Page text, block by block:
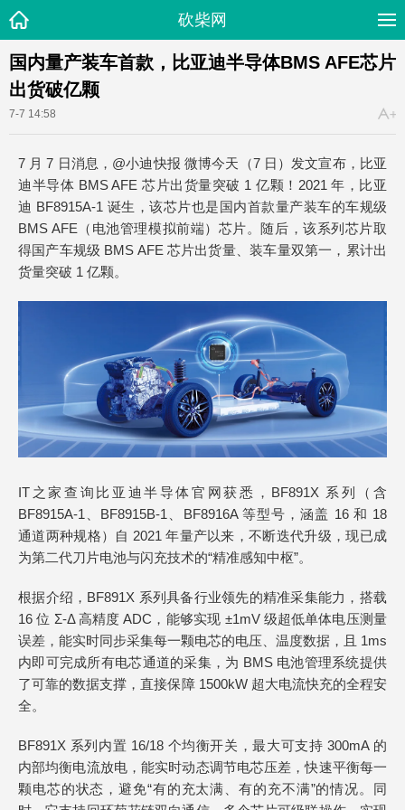
砍柴网
国内量产装车首款，比亚迪半导体BMS AFE芯片
出货破亿颗
7-7 14:58
7 月 7 日消息，@小迪快报 微博今天（7 日）发文宣布，比亚
迪半导体 BMS AFE 芯片出货量突破 1 亿颗！2021 年，比亚
迪 BF8915A-1 诞生，该芯片也是国内首款量产装车的车规级
BMS AFE（电池管理模拟前端）芯片。随后，该系列芯片取
得国产车规级 BMS AFE 芯片出货量、装车量双第一，累计出
货量突破 1 亿颗。
IT之家查询比亚迪半导体官网获悉，BF891X 系列（含
BF8915A-1、BF8915B-1、BF8916A 等型号，涵盖 16 和 18
通道两种规格）自 2021 年量产以来，不断迭代升级，现已成
为第二代刀片电池与闪充技术的“精准感知中枢”。
根据介绍，BF891X 系列具备行业领先的精准采集能力，搭载
16 位 Σ-Δ 高精度 ADC，能够实现 ±1mV 级超低单体电压测量
误差，能实时同步采集每一颗电芯的电压、温度数据，且 1ms
内即可完成所有电芯通道的采集，为 BMS 电池管理系统提供
了可靠的数据支撑，直接保障 1500kW 超大电流快充的全程安
全。
BF891X 系列内置 16/18 个均衡开关，最大可支持 300mA 的
内部均衡电流放电，能实时动态调节电芯压差，快速平衡每一
颗电芯的状态，避免“有的充太满、有的充不满”的情况。同